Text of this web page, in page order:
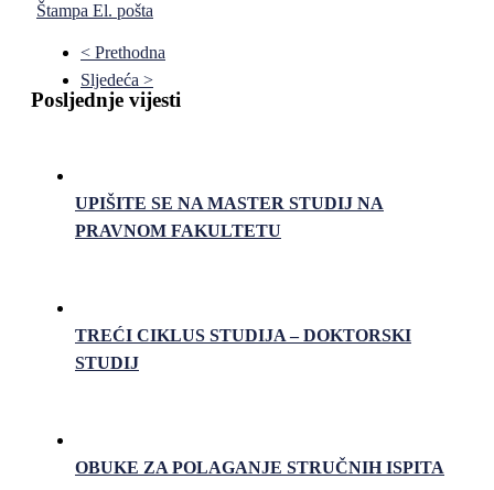
Štampa El. pošta
< Prethodna
Sljedeća >
Posljednje vijesti
UPIŠITE SE NA MASTER STUDIJ NA
PRAVNOM FAKULTETU
TREĆI CIKLUS STUDIJA – DOKTORSKI
STUDIJ
OBUKE ZA POLAGANJE STRUČNIH ISPITA